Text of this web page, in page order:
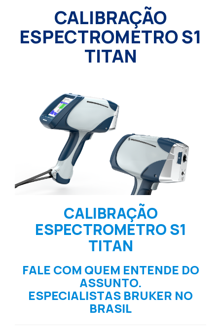
CALIBRAÇÃO
ESPECTROMETRO S1
TITAN
CALIBRAÇÃO
ESPECTROMETRO S1
TITAN
FALE COM QUEM ENTENDE DO
ASSUNTO.
ESPECIALISTAS BRUKER NO
BRASIL